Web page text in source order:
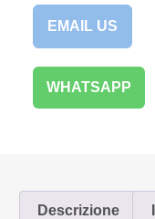
EMAIL US
WHATSAPP
Descrizione